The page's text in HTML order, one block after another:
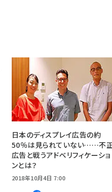
日本のディスプレイ広告の約
50％は見られていない……不
広告と戦うアドベリフィケーショ
ンとは？
2018年10月4日 7:00